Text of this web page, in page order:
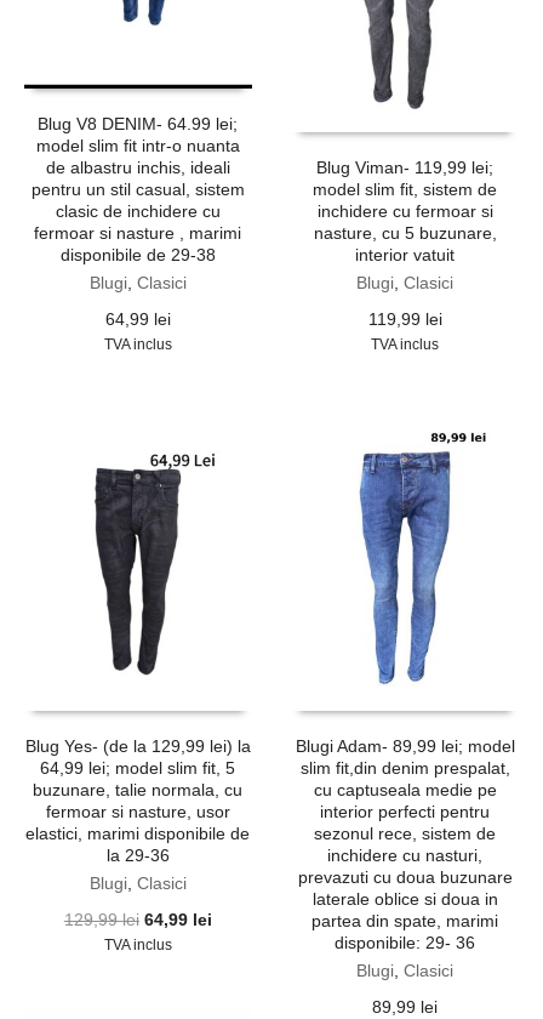
Blug V8 DENIM- 64.99 lei;
model slim fit intr-o nuanta
de albastru inchis, ideali
pentru un stil casual, sistem
clasic de inchidere cu
fermoar si nasture , marimi
disponibile de 29-38
Blugi, Clasici
64,99 lei
TVA inclus
Blug Viman- 119,99 lei;
model slim fit, sistem de
inchidere cu fermoar si
nasture, cu 5 buzunare,
interior vatuit
Blugi ,Clasici
119,99 lei
TVA inclus
Blug Yes- (de la 129,99 lei) la
64,99 lei; model slim fit, 5
buzunare, talie normala, cu
fermoar si nasture, usor
elastici, marimi disponibile de
la 29-36
Blugi, Clasici
129,99lei Prețul
inițial
64,99 leiPrețul
TVA inclus
Blugi Adam- 89,99 lei; model
slim fit,din denim prespalat,
cu captuseala medie pe
interior perfecti pentru
sezonul rece, sistem de
inchidere cu nasturi,
prevazuti cu doua buzunare
laterale oblice si doua in
partea din spate, marimi
disponibile: 29- 36
Blugi ,Clasici
89,99 lei